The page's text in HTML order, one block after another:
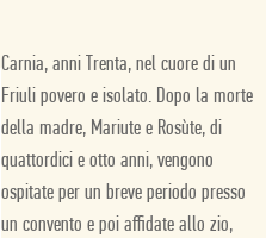
Carnia, anni Trenta, nel cuore di un
Friuli povero e isolato. Dopo la morte
della madre, Mariute e Rosùte, di
quattordici e otto anni, vengono
ospitate per un breve periodo presso
un convento e poi affidate allo zio,